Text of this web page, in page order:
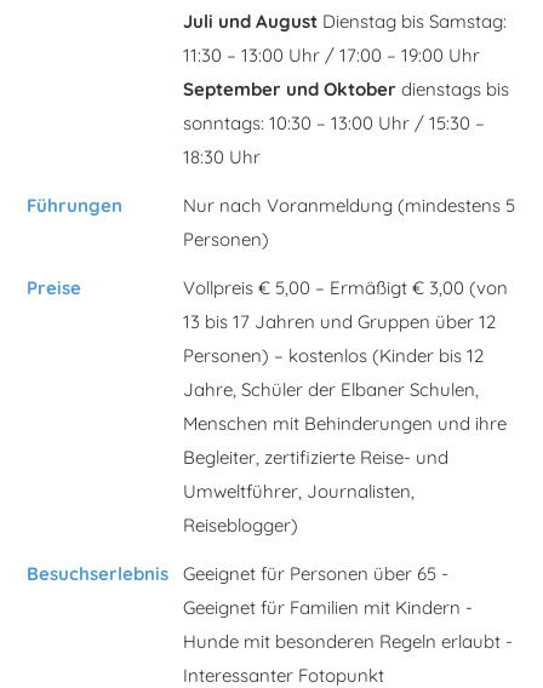
Juli und August Dienstag bis Samstag:
11:30 – 13:00 Uhr / 17:00 – 19:00 Uhr
September und Oktober dienstags bis
sonntags: 10:30 – 13:00 Uhr / 15:30 –
18:30 Uhr
Führungen
Nur nach Voranmeldung (mindestens 5
Personen)
Preise
Vollpreis € 5,00 – Ermäßigt € 3,00 (von
13 bis 17 Jahren und Gruppen über 12
Personen) – kostenlos (Kinder bis 12
Jahre, Schüler der Elbaner Schulen,
Menschen mit Behinderungen und ihre
Begleiter, zertifizierte Reise- und
Umweltführer, Journalisten,
Reiseblogger)
Besuchserlebnis
Geeignet für Personen über 65 -
Geeignet für Familien mit Kindern -
Hunde mit besonderen Regeln erlaubt -
Interessanter Fotopunkt